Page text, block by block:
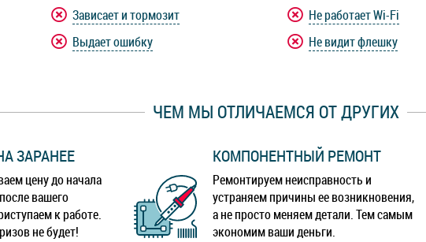
Зависает и тормозит
Выдает ошибку
Не работает Wi-Fi
Не видит флешку
ЧЕМ МЫ ОТЛИЧАЕМСЯ ОТ ДРУГИХ
ЗАРАНЕЕ
цену до начала
вашего
к работе.
не будет!
КОМПОНЕНТНЫЙ РЕМОНТ
Ремонтируем неисправность и
устраняем причины ее возникновения,
а не просто меняем детали. Тем самым
экономим ваши деньги.